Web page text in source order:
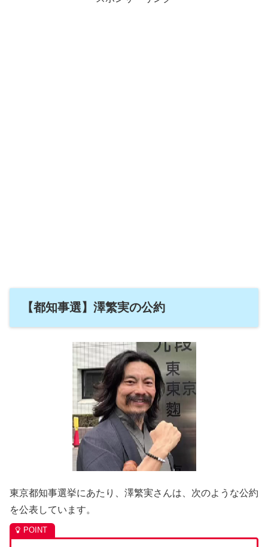
【都知事選】澤繁実の公約
東京都知事選挙にあたり、澤繁実さんは、次のような公約
を公表しています。